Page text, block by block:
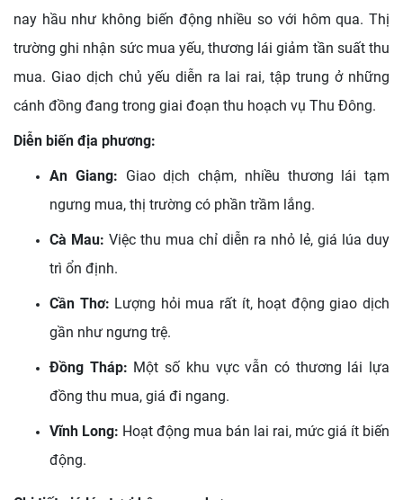
nay hầu như không biến động nhiều so với hôm qua. Thị
trường ghi nhận sức mua yếu, thương lái giảm tần suất thu
mua. Giao dịch chủ yếu diễn ra lai rai, tập trung ở những
cánh đồng đang trong giai đoạn thu hoạch vụ Thu Đông.
Diễn biến địa phương:
An Giang: Giao dịch chậm, nhiều thương lái tạm
ngưng mua, thị trường có phần trầm lắng.
Cà Mau: Việc thu mua chỉ diễn ra nhỏ lẻ, giá lúa duy
trì ổn định.
Cần Thơ: Lượng hỏi mua rất ít, hoạt động giao dịch
gần như ngưng trệ.
Đồng Tháp: Một số khu vực vẫn có thương lái lựa
đồng thu mua, giá đi ngang.
Vĩnh Long: Hoạt động mua bán lai rai, mức giá ít biến
động.